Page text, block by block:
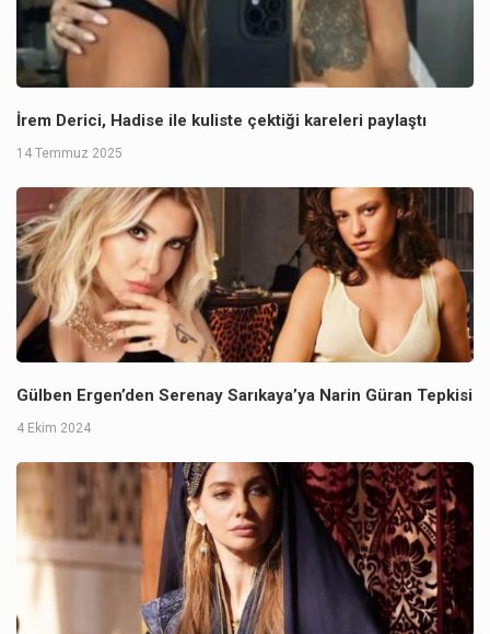
İrem Derici, Hadise ile kuliste çektiği kareleri paylaştı
14 Temmuz 2025
Gülben Ergen’den Serenay Sarıkaya’ya Narin Güran Tepkisi
4 Ekim 2024